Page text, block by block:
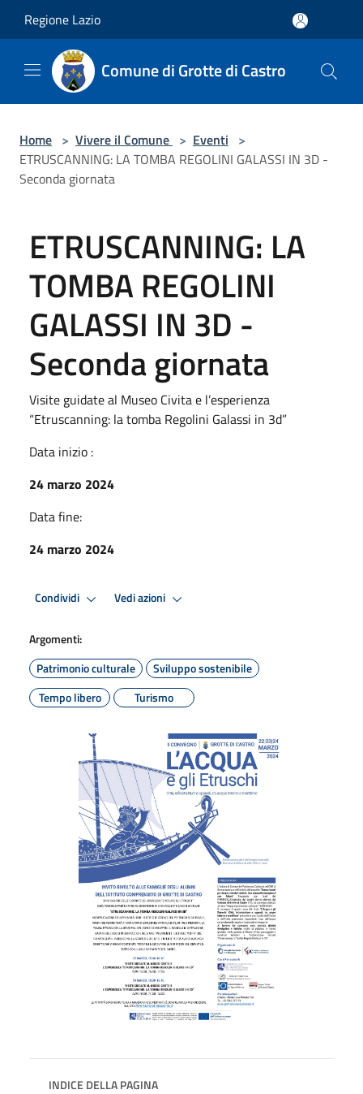
Regione Lazio
Comune di Grotte di Castro
Home > Vivere il Comune > Eventi >
ETRUSCANNING: LA TOMBA REGOLINI GALASSI IN 3D -
Seconda giornata
ETRUSCANNING: LA
TOMBA REGOLINI
GALASSI IN 3D -
Seconda giornata
Visite guidate al Museo Civita e l’esperienza
“Etruscanning: la tomba Regolini Galassi in 3d”
Data inizio :
24 marzo 2024
Data fine:
24 marzo 2024
Condividi Vedi azioni
Argomenti:
Patrimonio culturale
Sviluppo sostenibile
Tempo libero
Turismo
INDICE DELLA PAGINA